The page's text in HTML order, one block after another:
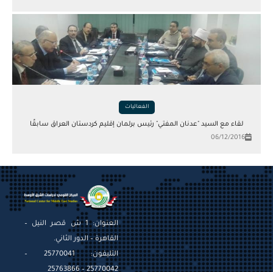
الفعاليات
لقاء مع السيد "عدنان المفتي" رئيس برلمان إقليم كردستان العراق سابقًا
06/12/2016
العنوان: 1 ش قصر النيل –
القاهرة – الدور الثاني.
التليفون: 25770041 –
25770042 – 25763866